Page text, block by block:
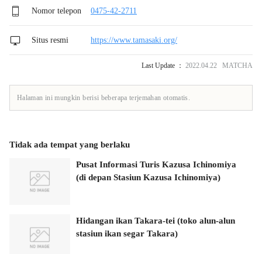
Nomor telepon 0475-42-2711
Situs resmi https://www.tamasaki.org/
Last Update ： 2022.04.22 MATCHA
Halaman ini mungkin berisi beberapa terjemahan otomatis.
Tidak ada tempat yang berlaku
Pusat Informasi Turis Kazusa Ichinomiya
(di depan Stasiun Kazusa Ichinomiya)
Hidangan ikan Takara-tei (toko alun-alun
stasiun ikan segar Takara)